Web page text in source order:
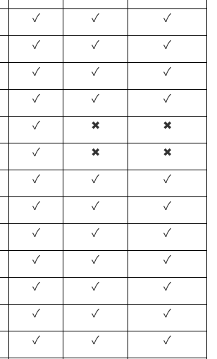
✓ ✓
✓
✓ ✓
✓
✓ ✓
✓
✓ ✓
✓
✓ ✖
✖
✓ ✖
✖
✓ ✓
✓
✓ ✓
✓
✓ ✓
✓
✓ ✓
✓
✓ ✓
✓
✓ ✓
✓
✓ ✓
✓